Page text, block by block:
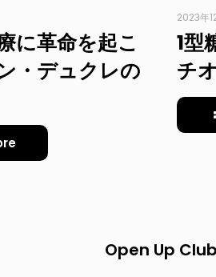
に革命を起こ
・デュクレの
2023年
1型
チ
Open Up Club